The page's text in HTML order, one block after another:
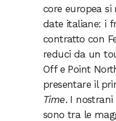
core europea
date italiane: i
contratto con
reduci da un
Off e Point
presentare il
Time. I nostrani
sono tra le